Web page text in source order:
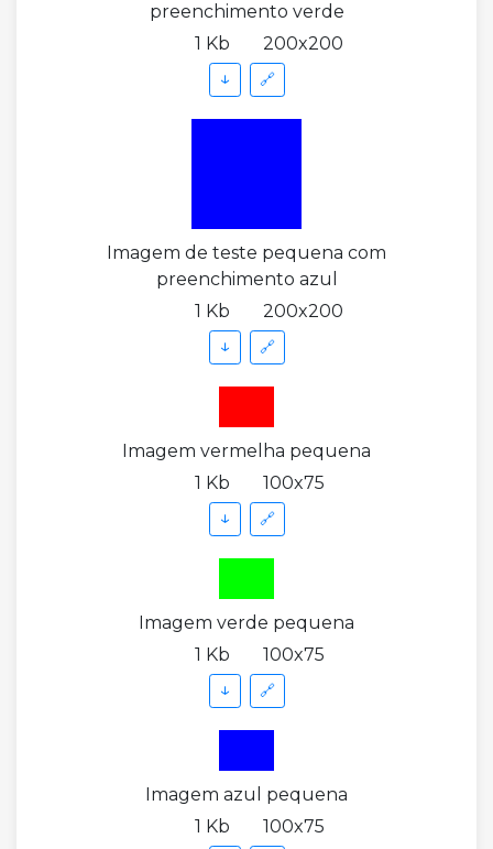
preenchimento verde
1 Kb
200x200
↓ 🔗
Imagem de teste pequena com
preenchimento azul
1 Kb
200x200
↓ 🔗
Imagem vermelha pequena
1 Kb
100x75
↓ 🔗
Imagem verde pequena
1 Kb
100x75
↓ 🔗
Imagem azul pequena
1 Kb
100x75